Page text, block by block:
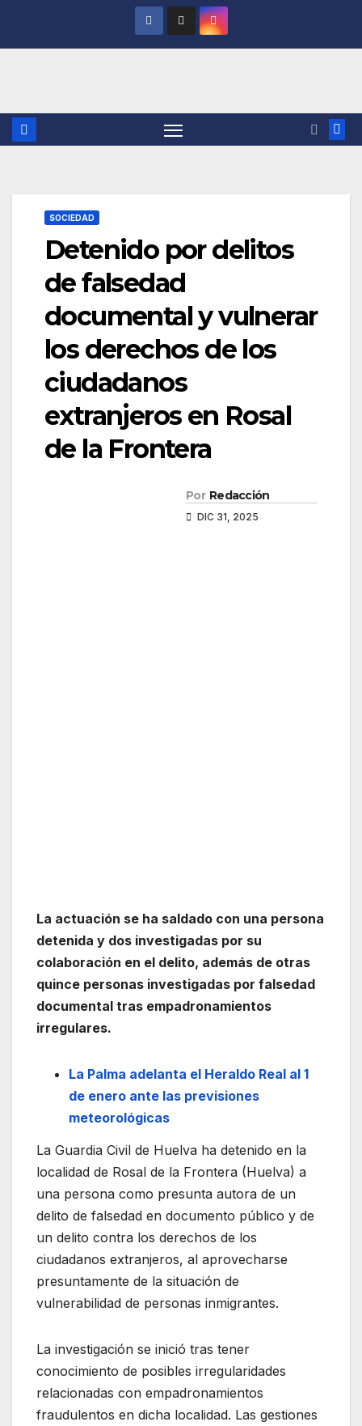
SOCIEDAD
Detenido por delitos
de falsedad
documental y vulnerar
los derechos de los
ciudadanos
extranjeros en Rosal
de la Frontera
Por Redacción
DIC 31, 2025
La actuación se ha saldado con una persona
detenida y dos investigadas por su
colaboración en el delito, además de otras
quince personas investigadas por falsedad
documental tras empadronamientos
irregulares.
La Palma adelanta el Heraldo Real al 1
de enero ante las previsiones
meteorológicas
La Guardia Civil de Huelva ha detenido en la
localidad de Rosal de la Frontera (Huelva) a
una persona como presunta autora de un
delito de falsedad en documento público y de
un delito contra los derechos de los
ciudadanos extranjeros, al aprovecharse
presuntamente de la situación de
vulnerabilidad de personas inmigrantes.
La investigación se inició tras tener
conocimiento de posibles irregularidades
relacionadas con empadronamientos
fraudulentos en dicha localidad. Las gestiones